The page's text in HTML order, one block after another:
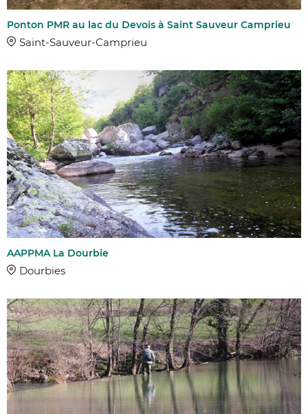
Ponton PMR au lac du Devois à Saint Sauveur Camprieu
Saint-Sauveur-Camprieu
AAPPMA La Dourbie
Dourbies